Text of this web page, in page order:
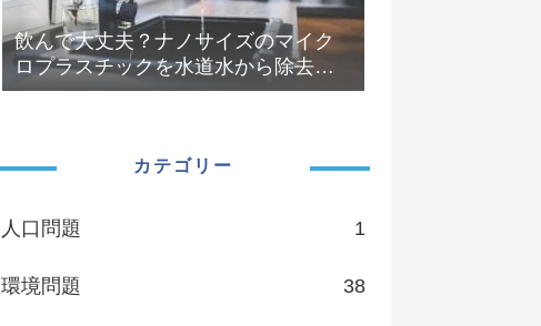
飲んで大丈夫？ナノサイズのマイク
ロプラスチックを水道水から除去す
るフィルターと浄水器を選ぶなら...
カテゴリー
人口問題 1
環境問題 38